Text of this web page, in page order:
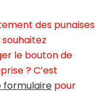
des punaises
le bouton de
? C’est
formulaire pour